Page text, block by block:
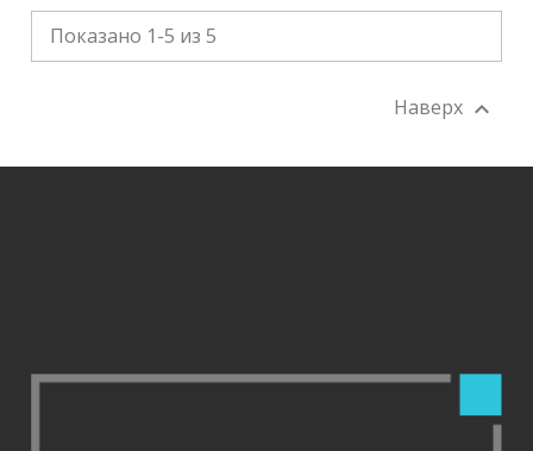
Показано 1-5 из 5
Наверх 